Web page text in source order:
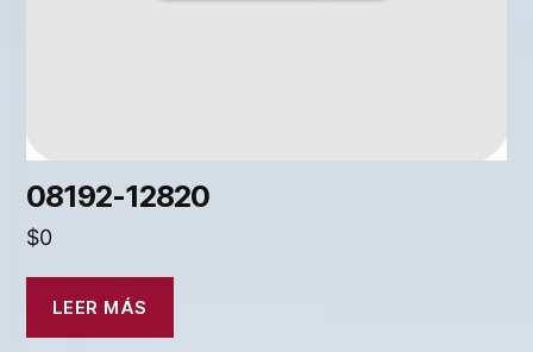
08192-12820
$0
LEER MÁS